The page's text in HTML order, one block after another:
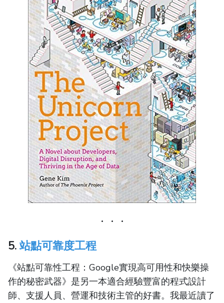
5.站點可靠度工程
《站點可靠性工程：Google實現高可用性和快樂操
作的秘密武器》是另一本適合經驗豐富的程式設計
師、支援人員、營運和技術主管的好書。我最近讀了